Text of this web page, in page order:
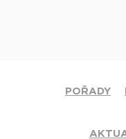
POŘADY